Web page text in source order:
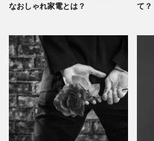
なおしゃれ家電とは？
て？